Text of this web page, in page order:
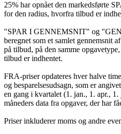
25% har opnået den markedsførte
for den radius, hvorfra tilbud er
"SPAR I GENNEMSNIT" og
beregnet som et samlet gennemsnit
på tilbud, på den samme
tilbud er indhentet.
FRA-priser opdateres hver halve
og besparelsesudsagn, som er
en gang i kvartalet (1. jan., 1. apr.,
måneders data fra opgaver, der har
Priser inkluderer moms og andre